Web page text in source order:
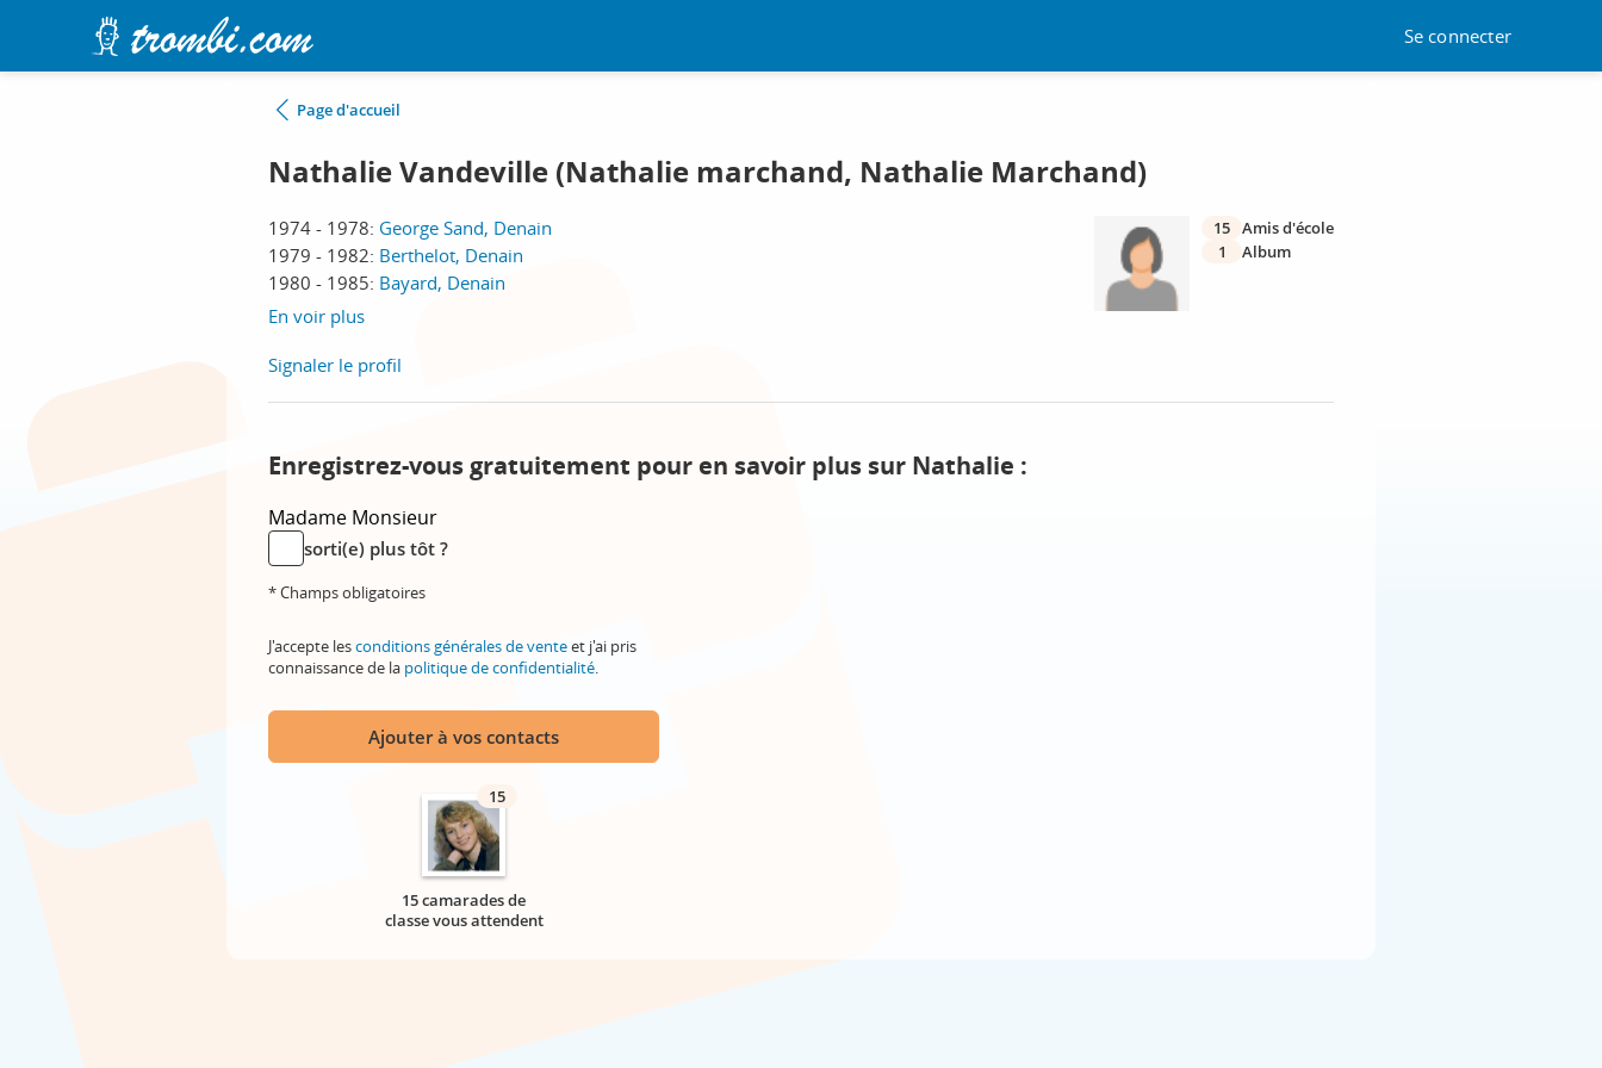
Se connecter
Page d'accueil
Nathalie Vandeville (Nathalie marchand, Nathalie Marchand)
1974 - 1978: George Sand, Denain
1979 - 1982: Berthelot, Denain
1980 - 1985: Bayard, Denain
En voir plus
15 Amis d'école
1
Album
Signaler le profil
Enregistrez-vous gratuitement pour en savoir plus sur Nathalie :
Madame Monsieur
sorti(e) plus tôt ?
* Champs obligatoires
J'accepte lesconditions générales de venteet j'ai pris
connaissance de la politique de confidentialité.
Ajouter à vos contacts
15
15 camarades de
classe vous attendent